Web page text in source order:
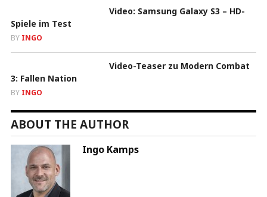
Video: Samsung Galaxy S3 – HD-
Spiele im Test
BY INGO
Video-Teaser zu Modern Combat
3: Fallen Nation
BY INGO
ABOUT THE AUTHOR
Ingo Kamps